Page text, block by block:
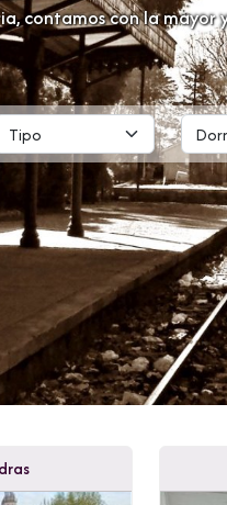
contamos con la